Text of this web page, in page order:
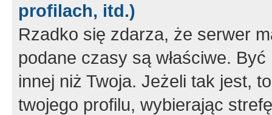
profilach, itd.)
Rzadko się zdarza, że serwer
podane czasy są właściwe.
innej niż Twoja. Jeżeli tak jest,
twojego profilu, wybierając